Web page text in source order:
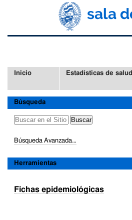
Secciones
Inicio Estadísticas de salud
Búsqueda
Búsqueda Avanzada…
Herramientas
Fichas epidemiológicas